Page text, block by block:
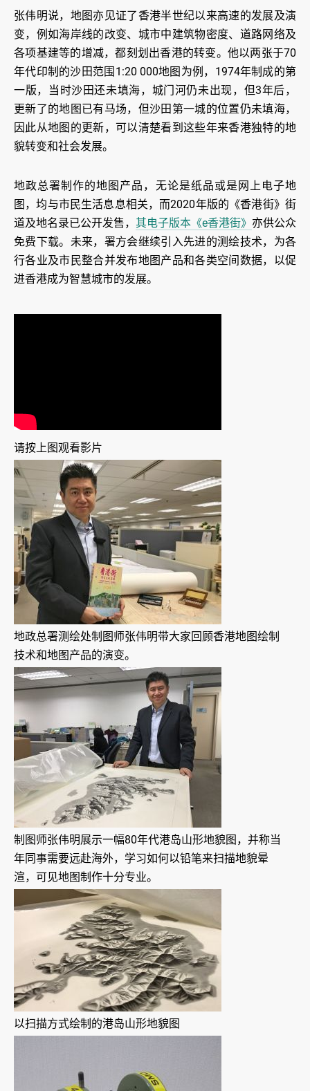
张伟明说，地图亦见证了香港半世纪以来高速的发展及演
变，例如海岸线的改变、城市中建筑物密度、道路网络及
各项基建等的增减，都刻划出香港的转变。他以两张于70
年代印制的沙田范围1:20 000地图为例，1974年制成的第
一版，当时沙田还未填海，城门河仍未出现，但3年后，
更新了的地图已有马场，但沙田第一城的位置仍未填海，
因此从地图的更新，可以清楚看到这些年来香港独特的地
貌转变和社会发展。
地政总署制作的地图产品，无论是纸品或是网上电子地
图，均与市民生活息息相关，而2020年版的《香港街》街
道及地名录已公开发售， 其电子版本《e香港街》 亦供公众
免费下载。未来，署方会继续引入先进的测绘技术，为各
行各业及市民整合并发布地图产品和各类空间数据，以促
进香港成为智慧城市的发展。
请按上图观看影片
地政总署测绘处制图师张伟明带大家回顾香港地图绘制
技术和地图产品的演变。
制图师张伟明展示一幅80年代港岛山形地貌图，并称当
年同事需要远赴海外，学习如何以铅笔来扫描地貌晕
渲，可见地图制作十分专业。
以扫描方式绘制的港岛山形地貌图